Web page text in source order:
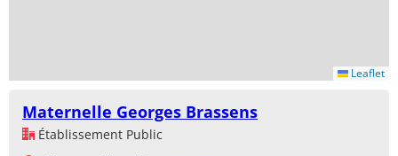
Leaflet
Maternelle Georges Brassens
Établissement Public